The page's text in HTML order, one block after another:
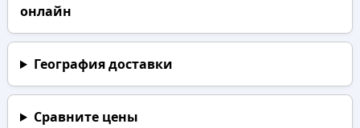
онлайн
География доставки
Сравните цены